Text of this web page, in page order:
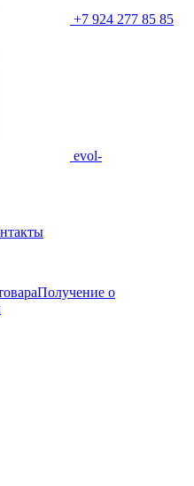
+7 924 277 85 85
evol-
Получение о